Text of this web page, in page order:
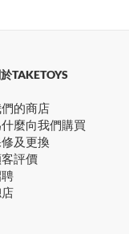
TAKETOYS
的商店
麼向我們購買
及更換
評價